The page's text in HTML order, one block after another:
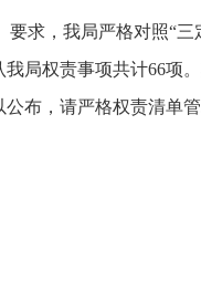
要求，我局严格对照“三
我局权责事项共计66项
布，请严格权责清单